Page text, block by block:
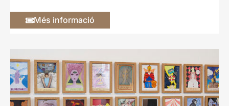
Més informació